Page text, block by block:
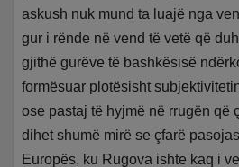
askush nuk mund ta luajë nga
gur i rënde në vend të vetë që
gjithë gurëve të bashkësisë
formësuar plotësisht
ose pastaj të hyjmë në rrugën që
dihet shumë mirë se çfarë
Europës, ku Rugova ishte kaq i